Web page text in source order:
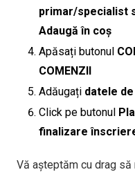
primar/specialist
Adaugă în coș
Apăsați butonul
COMENZII
Adăugați datele
Click pe butonul
finalizare
Vă așteptăm cu drag